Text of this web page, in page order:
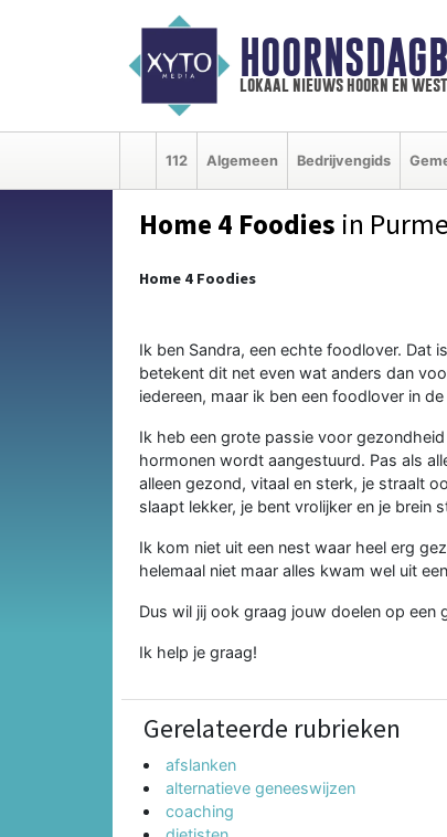
lokaal nieuws hoorn en
112 Algemeen Bedrijvengids
Home 4 Foodies in
Home 4 Foodies
Ik ben Sandra, een echte foodlover. Dat
betekent dit net even wat anders dan
iedereen, maar ik ben een foodlover in
Ik heb een grote passie voor
hormonen wordt aangestuurd. Pas als
alleen gezond, vitaal en sterk, je straalt
slaapt lekker, je bent vrolijker en je brein
Ik kom niet uit een nest waar heel erg
helemaal niet maar alles kwam wel uit
Dus wil jij ook graag jouw doelen op een
Ik help je graag!
Gerelateerde rubrieken
afslanken
alternatieve geneeswijzen
coaching